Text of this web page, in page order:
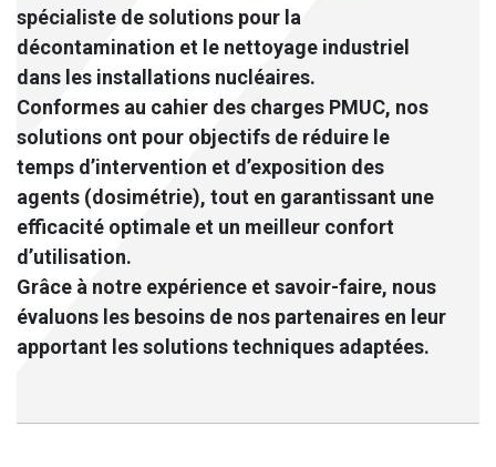
spécialiste de solutions pour la
décontamination et le nettoyage industriel
dans les installations nucléaires.
Conformes au cahier des charges PMUC, nos
solutions ont pour objectifs de réduire le
temps d’intervention et d’exposition des
agents (dosimétrie), tout en garantissant une
efficacité optimale et un meilleur confort
d’utilisation.
Grâce à notre expérience et savoir-faire, nous
évaluons les besoins de nos partenaires en leur
apportant les solutions techniques adaptées.